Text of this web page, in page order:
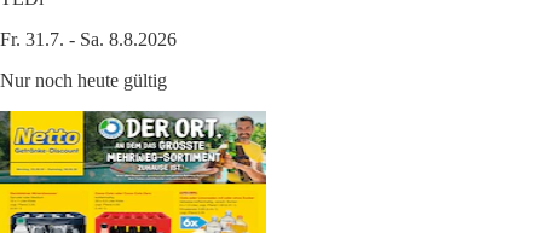
Fr. 31.7. - Sa. 8.8.2026
Nur noch heute gültig